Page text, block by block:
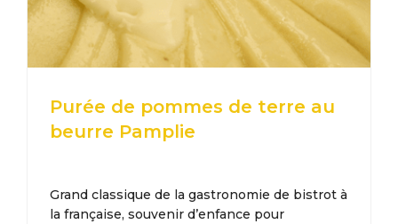
Purée de pommes de terre au
beurre Pamplie
Grand classique de la gastronomie de bistrot à
la française, souvenir d’enfance pour